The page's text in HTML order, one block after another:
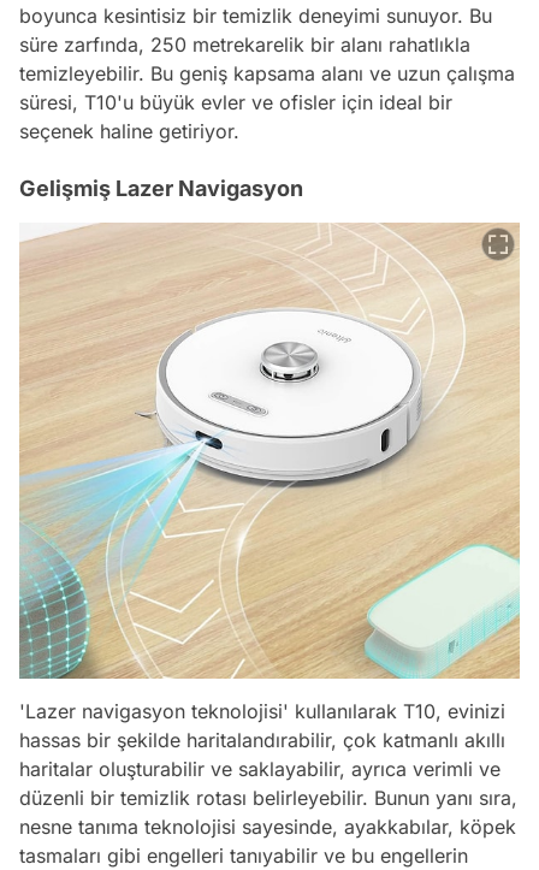
boyunca kesintisiz bir temizlik deneyimi sunuyor. Bu
süre zarfında, 250 metrekarelik bir alanı rahatlıkla
temizleyebilir. Bu geniş kapsama alanı ve uzun çalışma
süresi, T10'u büyük evler ve ofisler için ideal bir
seçenek haline getiriyor.
Gelişmiş Lazer Navigasyon
'Lazer navigasyon teknolojisi' kullanılarak T10, evinizi
hassas bir şekilde haritalandırabilir, çok katmanlı akıllı
haritalar oluşturabilir ve saklayabilir, ayrıca verimli ve
düzenli bir temizlik rotası belirleyebilir. Bunun yanı sıra,
nesne tanıma teknolojisi sayesinde, ayakkabılar, köpek
tasmaları gibi engelleri tanıyabilir ve bu engellerin